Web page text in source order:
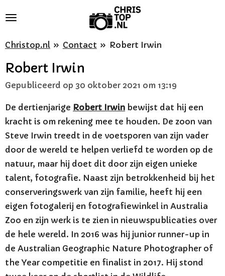
naar
hoofdinhoud
Christop.nl » Contact » Robert Irwin
Robert Irwin
Gepubliceerd op 30 oktober 2021 om 13:19
De dertienjarige Robert Irwin bewijst dat hij een
kracht is om rekening mee te houden. De zoon van
Steve Irwin treedt in de voetsporen van zijn vader
door de wereld te helpen verliefd te worden op de
natuur, maar hij doet dit door zijn eigen unieke
talent, fotografie. Naast zijn betrokkenheid bij het
conserveringswerk van zijn familie, heeft hij een
eigen fotogalerij en fotografiewinkel in Australia
Zoo en zijn werk is te zien in nieuwspublicaties over
de hele wereld. In 2016 was hij junior runner-up in
de Australian Geographic Nature Photographer of
the Year competitie en finalist in 2017. Hij stond